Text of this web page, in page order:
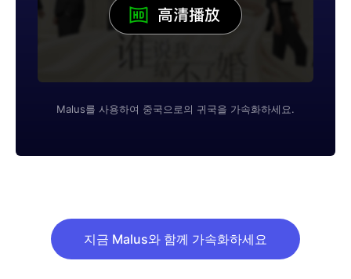
Malus를 사용하여 중국으로의 귀국을 가속화하세요.
지금 Malus와 함께 가속화하세요